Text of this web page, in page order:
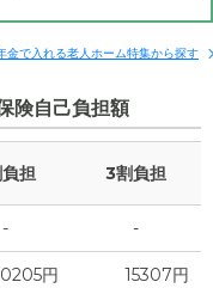
金で入れる老人ホーム特集から探す
険自己負担額
担 3割負担
- -
円 15307円